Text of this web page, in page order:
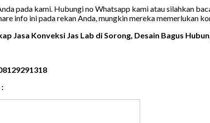
pada kami. Hubungi no Whatsapp kami atau silahkan
info ini pada rekan Anda, mungkin mereka memerlukan
Jasa Konveksi Jas Lab di Sorong, Desain Bagus